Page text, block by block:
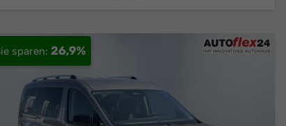
26,9%